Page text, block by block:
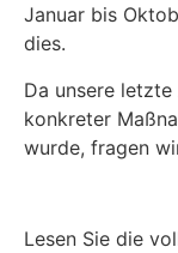
Januar bis
dies.
Da unsere
konkreter
wurde, fragen
Lesen Sie die